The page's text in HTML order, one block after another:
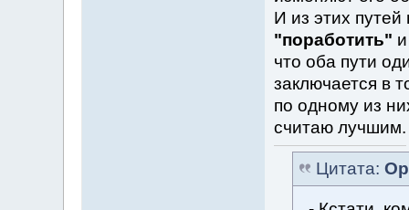
И из этих
"поработить"
что оба пути
заключается в
по одному из
считаю лучшим.
Цитата: